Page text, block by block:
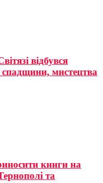
відбувся
спадщини, мистецтва
книги на
та